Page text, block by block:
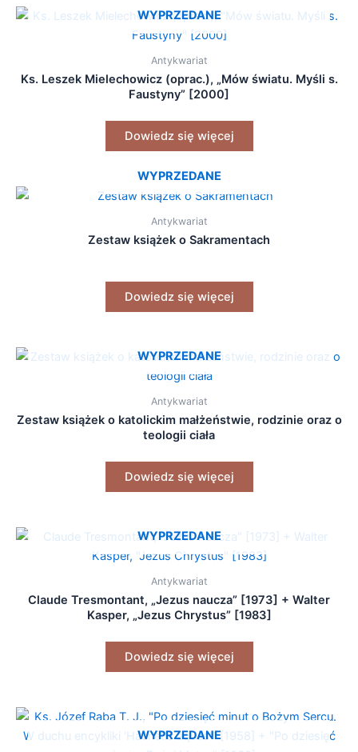
WYPRZEDANE
Antykwariat
Ks. Leszek Mielechowicz (oprac.), „Mów światu. Myśli s.
Faustyny” [2000]
Dowiedz się więcej
WYPRZEDANE
Antykwariat
Zestaw książek o Sakramentach
Dowiedz się więcej
WYPRZEDANE
Antykwariat
Zestaw książek o katolickim małżeństwie, rodzinie oraz o
teologii ciała
Dowiedz się więcej
WYPRZEDANE
Antykwariat
Claude Tresmontant, „Jezus naucza” [1973] + Walter
Kasper, „Jezus Chrystus” [1983]
Dowiedz się więcej
WYPRZEDANE